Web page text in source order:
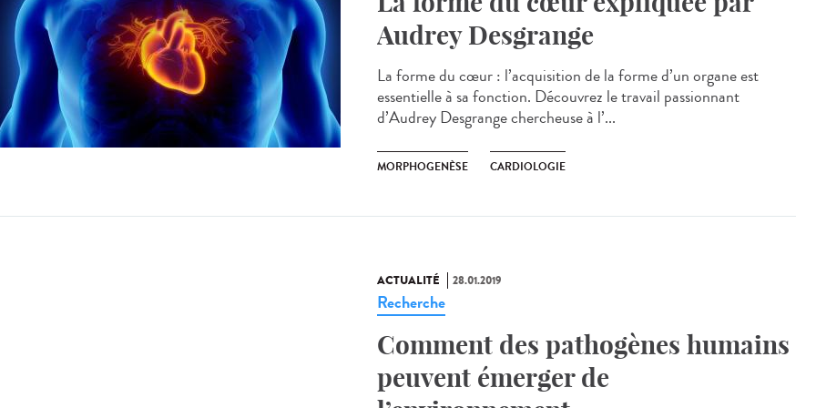
Audrey Desgrange
La forme du cœur : l’acquisition de la forme d’un organe est
essentielle à sa fonction. Découvrez le travail passionnant
d’Audrey Desgrange chercheuse à l’...
MORPHOGENÈSE CARDIOLOGIE
ACTUALITÉ 28.01.2019
Recherche
Comment des pathogènes humains
peuvent émerger de